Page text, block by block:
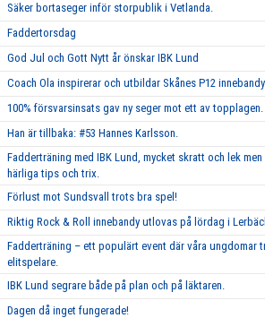
Säker bortaseger inför storpublik i Vetlanda.
Faddertorsdag
God Jul och Gott Nytt år önskar IBK Lund
Coach Ola inspirerar och utbildar Skånes P12
100% försvarsinsats gav ny seger mot ett av topplagen.
Han är tillbaka: #53 Hannes Karlsson.
Fadderträning med IBK Lund, mycket skratt och lek men
härliga tips och trix.
Förlust mot Sundsvall trots bra spel!
Riktig Rock & Roll innebandy utlovas på lördag i
Fadderträning – ett populärt event där våra ungdomar
elitspelare.
IBK Lund segrare både på plan och på läktaren.
Dagen då inget fungerade!